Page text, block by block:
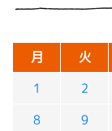
月 火
1 2
8 9